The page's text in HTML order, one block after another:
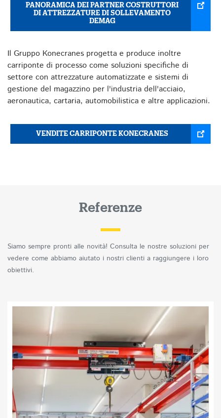
PANORAMICA DEI PARTNER COSTRUTTORI
DI ATTREZZATURE DI SOLLEVAMENTO
DEMAG
Il Gruppo Konecranes progetta e produce inoltre
carriponte di processo come soluzioni specifiche di
settore con attrezzature automatizzate e sistemi di
gestione del magazzino per l'industria dell'acciaio,
aeronautica, cartaria, automobilistica e altre applicazioni.
VENDITE CARRIPONTE KONECRANES
Siamo sempre pronti alle novità! Consulta le nostre soluzioni per
vedere come abbiamo aiutato i nostri clienti a raggiungere i loro
obiettivi.
Referenze